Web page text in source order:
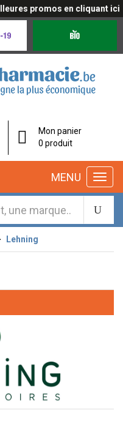
promos en cliquant ici
Mon panier
0 produit
MENU
Lehning